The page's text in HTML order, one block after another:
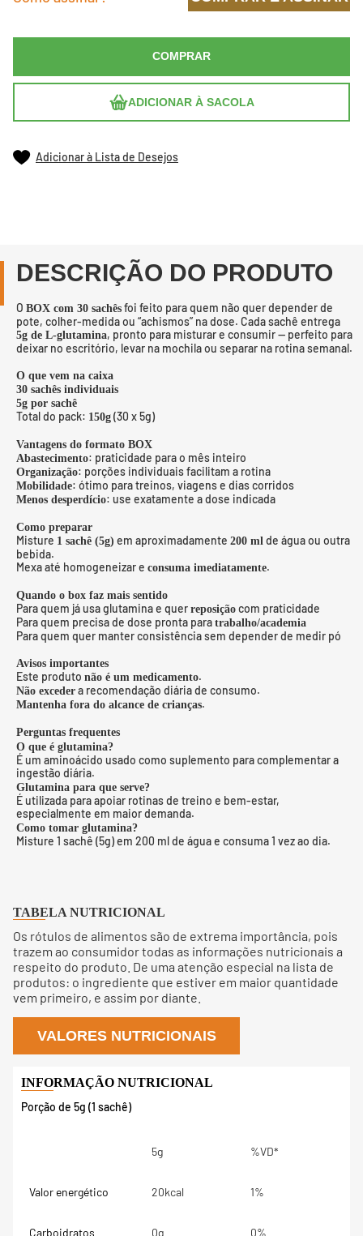
COMPRAR
ADICIONAR À SACOLA
Adicionar à Lista de Desejos
DESCRIÇÃO DO PRODUTO
O BOX com 30 sachês foi feito para quem não quer depender de
pote, colher-medida ou “achismos” na dose. Cada sachê entrega
5g de L-glutamina, pronto para misturar e consumir — perfeito para
deixar no escritório, levar na mochila ou separar na rotina semanal.
O que vem na caixa
30 sachês individuais
5g por sachê
Total do pack: 150g (30 x 5g)
Vantagens do formato BOX
Abastecimento: praticidade para o mês inteiro
Organização: porções individuais facilitam a rotina
Mobilidade: ótimo para treinos, viagens e dias corridos
Menos desperdício: use exatamente a dose indicada
Como preparar
Misture 1 sachê (5g) em aproximadamente 200 ml de água ou outra
bebida.
Mexa até homogeneizar e consuma imediatamente.
Quando o box faz mais sentido
Para quem já usa glutamina e quer reposição com praticidade
Para quem precisa de dose pronta para trabalho/academia
Para quem quer manter consistência sem depender de medir pó
Avisos importantes
Este produto não é um medicamento.
Não exceder a recomendação diária de consumo.
Mantenha fora do alcance de crianças.
Perguntas frequentes
O que é glutamina?
É um aminoácido usado como suplemento para complementar a
ingestão diária.
Glutamina para que serve?
É utilizada para apoiar rotinas de treino e bem-estar,
especialmente em maior demanda.
Como tomar glutamina?
Misture 1 sachê (5g) em 200 ml de água e consuma 1 vez ao dia.
TABELA NUTRICIONAL
Os rótulos de alimentos são de extrema importância, pois
trazem ao consumidor todas as informações nutricionais a
respeito do produto. De uma atenção especial na lista de
produtos: o ingrediente que estiver em maior quantidade
vem primeiro, e assim por diante.
VALORES NUTRICIONAIS
Porção de 5g (1 sachê)
5g %VD*
Valor energético 20kcal 1%
Carboidratos 0g 0%